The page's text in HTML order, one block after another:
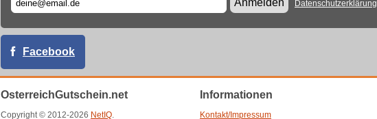
Anmelden
Datenschutzerklärung
Facebook
OsterreichGutschein.net
Copyright © 2012-2026 NetIQ.
Informationen
Kontakt/Impressum